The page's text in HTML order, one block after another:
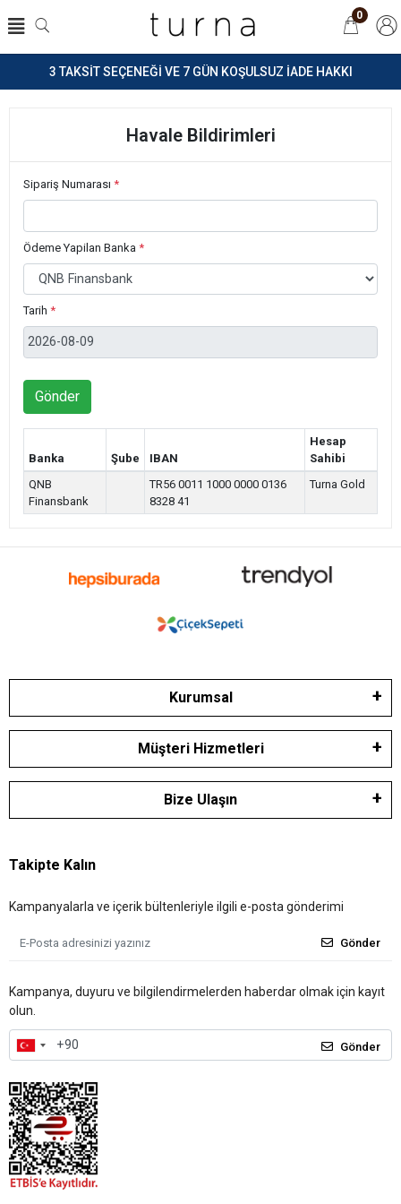
3 TAKSİT SEÇENEĞİ VE 7 GÜN KOŞULSUZ İADE HAKKI
0
Havale Bildirimleri
Sipariş Numarası *
Ödeme Yapilan Banka *
Tarih *
Gönder
Banka Şube IBAN
Hesap
Sahibi
QNB
Finansbank
TR56 0011 1000 0000 0136
8328 41
Turna Gold
Kurumsal
Müşteri Hizmetleri
Bize Ulaşın
Takipte Kalın
Kampanyalarla ve içerik bültenleriyle ilgili e-posta gönderimi
Gönder
Kampanya, duyuru ve bilgilendirmelerden haberdar olmak için kayıt
olun.
Gönder